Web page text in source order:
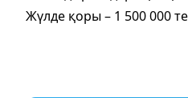
Жүлде қоры – 1 500 000